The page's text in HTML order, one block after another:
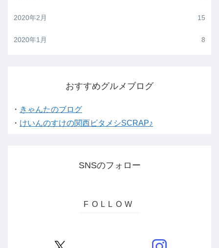
2020年2月 15
2020年1月 8
おすすめグルメブログ
・ きゃんたのブログ
・ けいんのすけの関西ビタメシSCRAP♪
SNSのフォロー